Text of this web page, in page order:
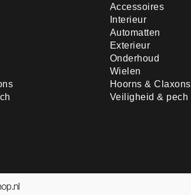
Accessoires
Interieur
Automatten
Exterieur
Onderhoud
Wielen
Hoorns & Claxons
Veiligheid & pech